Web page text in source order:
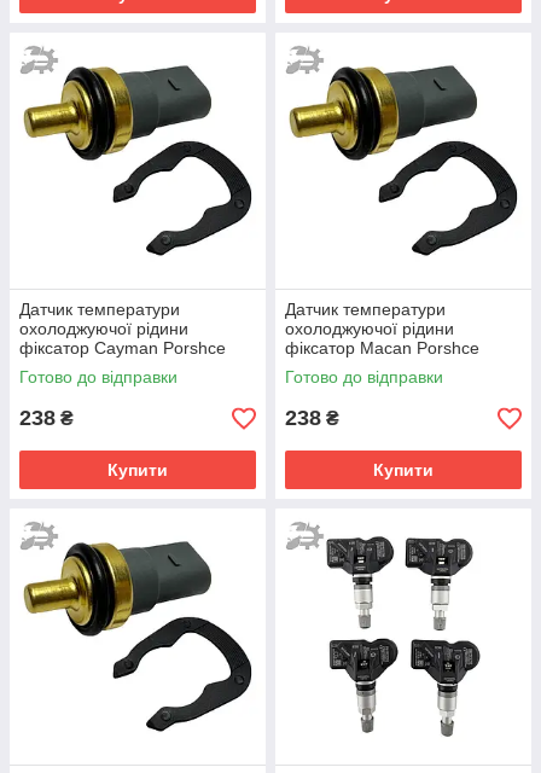
Датчик температури
охолоджуючої рідини
фіксатор Cayman Porshce
06A919501 06A919501A
032121142
Готово до відправки
238 ₴
Купити
Датчик температури
охолоджуючої рідини
фіксатор Macan Porshce
06A919501 06A919501A
032121142
Готово до відправки
238 ₴
Купити